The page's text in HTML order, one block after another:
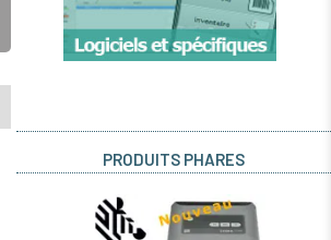
PRODUITS PHARES